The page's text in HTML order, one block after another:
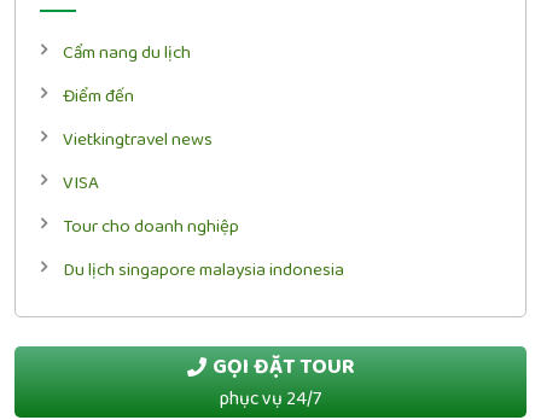
Cẩm nang du lịch
Điểm đến
Vietkingtravel news
VISA
Tour cho doanh nghiệp
Du lịch singapore malaysia indonesia
GỌI ĐẶT TOUR
phục vụ 24/7